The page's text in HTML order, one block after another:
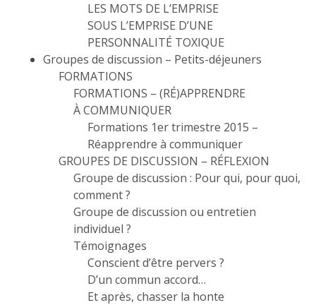
LES MOTS DE L’EMPRISE
SOUS L’EMPRISE D’UNE
PERSONNALITÉ TOXIQUE
Groupes de discussion – Petits-déjeuners
FORMATIONS
FORMATIONS – (RÉ)APPRENDRE
À COMMUNIQUER
Formations 1er trimestre 2015 –
Réapprendre à communiquer
GROUPES DE DISCUSSION – RÉFLEXION
Groupe de discussion : Pour qui, pour quoi,
comment ?
Groupe de discussion ou entretien
individuel ?
Témoignages
Conscient d’être pervers ?
D’un commun accord…
Et après, chasser la honte